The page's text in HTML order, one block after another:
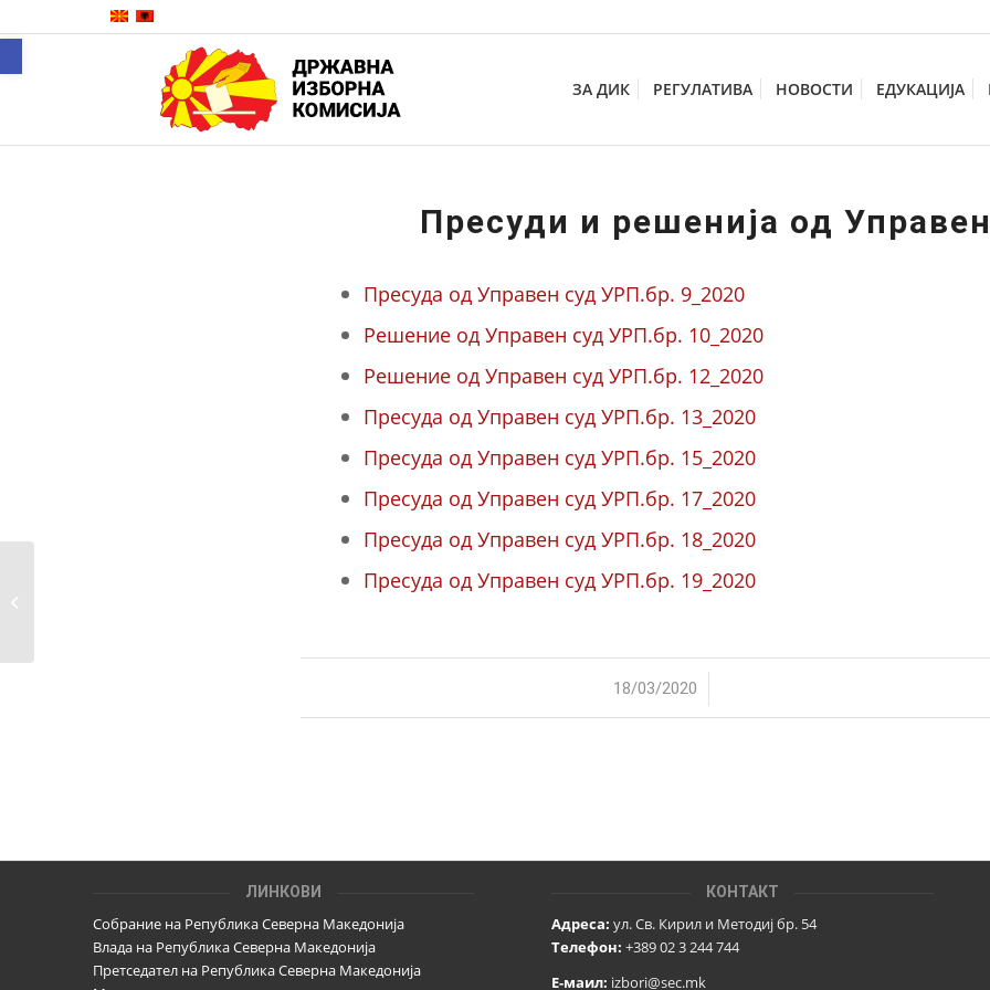
ЗА ДИК РЕГУЛАТИВА НОВОСТИ ЕДУКАЦИЈА
Пресуди и решенија од
Пресуда од Управен суд УРП.бр. 9_2020
Решение од Управен суд УРП.бр. 10_2020
Решение од Управен суд УРП.бр. 12_2020
Пресуда од Управен суд УРП.бр. 13_2020
Пресуда од Управен суд УРП.бр. 15_2020
Пресуда од Управен суд УРП.бр. 17_2020
Пресуда од Управен суд УРП.бр. 18_2020
Пресуда од Управен суд УРП.бр. 19_2020
18/03/2020
/
ЛИНКОВИ
Собрание на Република Северна Македонија
Влада на Република Северна Македонија
Претседател на Република Северна Македонија
КОНТАКТ
Адреса: ул. Св. Кирил и Методиј бр. 54
Телефон: +389 02 3 244 744
Е-маил: izbori@sec.mk
Open toolbar